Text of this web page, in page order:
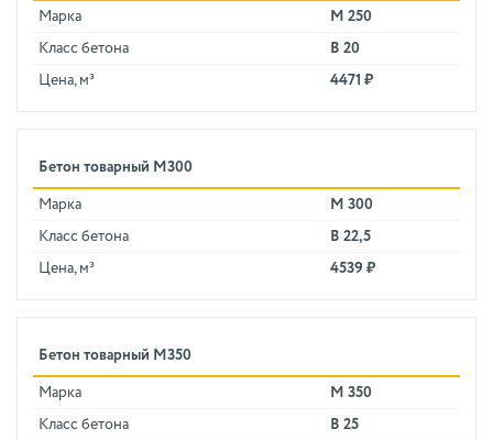
Марка М 250
Класс бетона В 20
Цена, м³ 4471 ₽
Бетон товарный М300
Марка М 300
Класс бетона В 22,5
Цена, м³ 4539 ₽
Бетон товарный М350
Марка М 350
Класс бетона В 25